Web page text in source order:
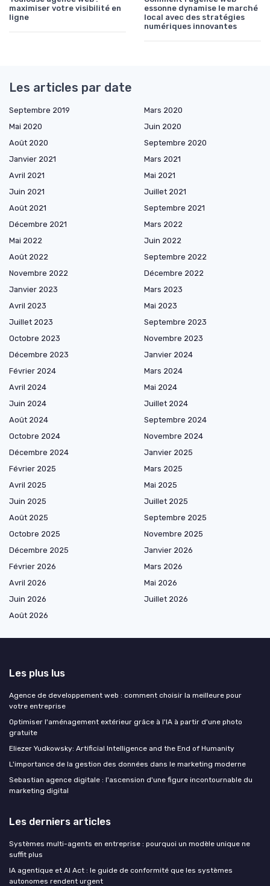
maximiser votre visibilité en
ligne
essonne dynamise le marché
local avec des stratégies
numériques innovantes
Les articles par date
Septembre 2019
Mars 2020
Mai 2020
Juin 2020
Août 2020
Septembre 2020
Janvier 2021
Mars 2021
Avril 2021
Mai 2021
Juin 2021
Juillet 2021
Août 2021
Septembre 2021
Décembre 2021
Mars 2022
Mai 2022
Juin 2022
Août 2022
Septembre 2022
Novembre 2022
Décembre 2022
Janvier 2023
Mars 2023
Avril 2023
Mai 2023
Juillet 2023
Septembre 2023
Octobre 2023
Novembre 2023
Décembre 2023
Janvier 2024
Février 2024
Mars 2024
Avril 2024
Mai 2024
Juin 2024
Juillet 2024
Août 2024
Septembre 2024
Octobre 2024
Novembre 2024
Décembre 2024
Janvier 2025
Février 2025
Mars 2025
Avril 2025
Mai 2025
Juin 2025
Juillet 2025
Août 2025
Septembre 2025
Octobre 2025
Novembre 2025
Décembre 2025
Janvier 2026
Février 2026
Mars 2026
Avril 2026
Mai 2026
Juin 2026
Juillet 2026
Août 2026
Les plus lus
Agence de developpement web : comment choisir la meilleure pour
votre entreprise
Optimiser l'aménagement extérieur grâce à l'IA à partir d'une photo
gratuite
Eliezer Yudkowsky: Artificial Intelligence and the End of Humanity
L'importance de la gestion des données dans le marketing moderne
Sebastian agence digitale : l'ascension d'une figure incontournable du
marketing digital
Les derniers articles
Systèmes multi-agents en entreprise : pourquoi un modèle unique ne
suffit plus
IA agentique et AI Act : le guide de conformité que les systèmes
autonomes rendent urgent